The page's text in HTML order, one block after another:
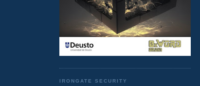
IRONGATE SECURITY